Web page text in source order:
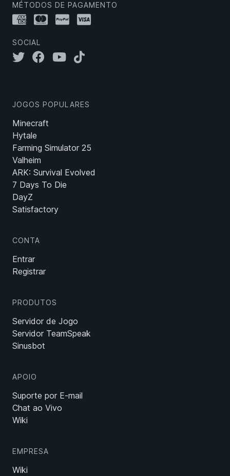
MÉTODOS DE PAGAMENTO
SOCIAL
JOGOS POPULARES
Minecraft
Hytale
Farming Simulator 25
Valheim
ARK: Survival Evolved
7 Days To Die
DayZ
Satisfactory
CONTA
Entrar
Registrar
PRODUTOS
Servidor de Jogo
Servidor TeamSpeak
Sinusbot
APOIO
Suporte por E-mail
Chat ao Vivo
Wiki
EMPRESA
Wiki